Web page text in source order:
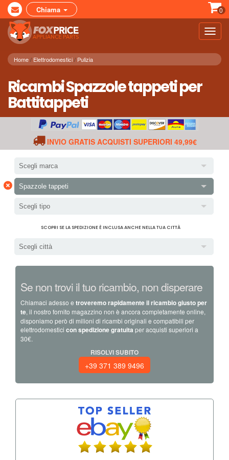
Chiama 0
Home Elettrodomestici Pulizia
Ricambi Spazzole tappeti per
Battitappeti
INVIO GRATIS ACQUISTI SUPERIORI 49,99€
Scegli marca
× Spazzole tappeti
Scegli tipo
SCOPRI SE LA SPEDIZIONE È INCLUSA ANCHE NELLA TUA CITTÀ
Scegli città
Se non trovi il tuo ricambio, non disperare
Chiamaci adesso e troveremo rapidamente il ricambio giusto per
te, il nostro fornito magazzino non è ancora completamente online,
disponiamo però di milioni di ricambi originali e compatibili per
elettrodomestici con spedizione gratuita per acquisti superiori a
30€.
RISOLVI SUBITO
+39 371 389 9496